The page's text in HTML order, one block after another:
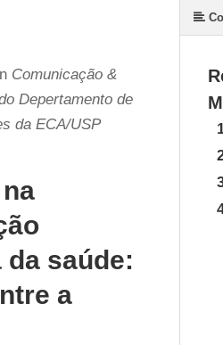
Comunicação &
Depertamento de
da ECA/USP
saúde:
a